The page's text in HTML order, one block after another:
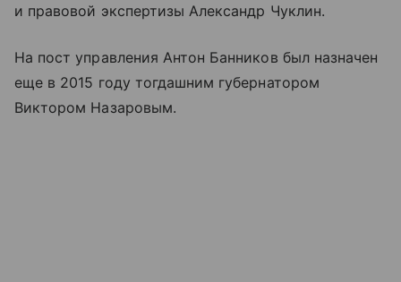
и правовой экспертизы Александр Чуклин.
На пост управления Антон Банников был назначен
еще в 2015 году тогдашним губернатором
Виктором Назаровым.